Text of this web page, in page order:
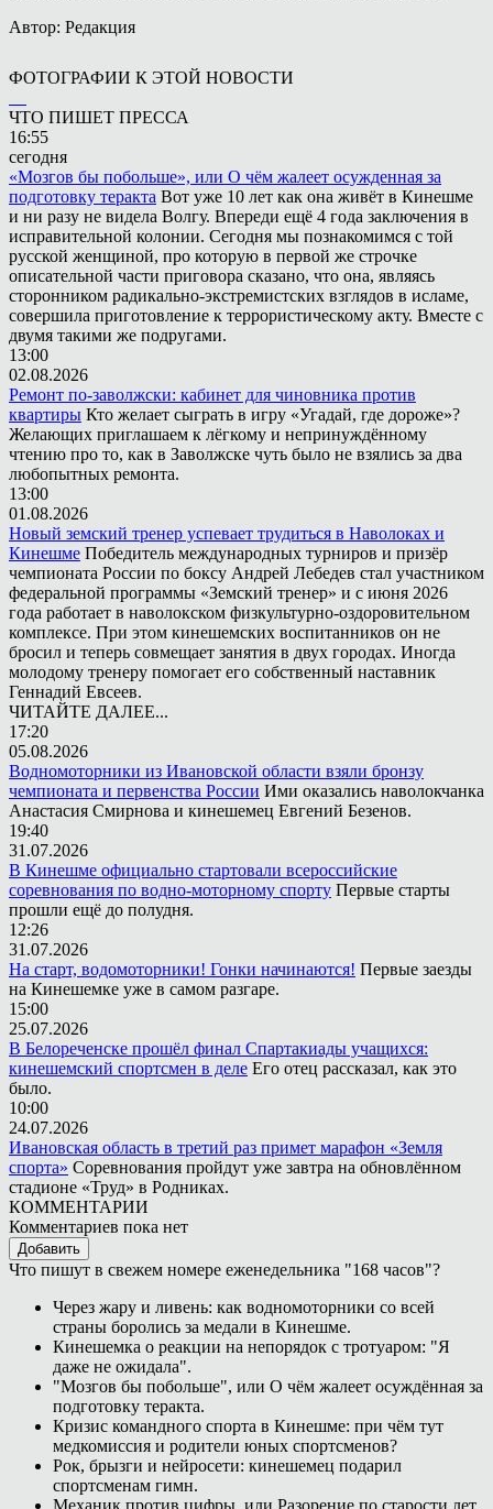
Автор: Редакция
ФОТОГРАФИИ К ЭТОЙ НОВОСТИ
ЧТО ПИШЕТ ПРЕССА
16:55
сегодня
«Мозгов бы побольше», или О чём жалеет осужденная за
подготовку теракта Вот уже 10 лет как она живёт в Кинешме
и ни разу не видела Волгу. Впереди ещё 4 года заключения в
исправительной колонии. Сегодня мы познакомимся с той
русской женщиной, про которую в первой же строчке
описательной части приговора сказано, что она, являясь
сторонником радикально-экстремистских взглядов в исламе,
совершила приготовление к террористическому акту. Вместе с
двумя такими же подругами.
13:00
02.08.2026
Ремонт по-заволжски: кабинет для чиновника против
квартиры Кто желает сыграть в игру «Угадай, где дороже»?
Желающих приглашаем к лёгкому и непринуждённому
чтению про то, как в Заволжске чуть было не взялись за два
любопытных ремонта.
13:00
01.08.2026
Новый земский тренер успевает трудиться в Наволоках и
Кинешме Победитель международных турниров и призёр
чемпионата России по боксу Андрей Лебедев стал участником
федеральной программы «Земский тренер» и с июня 2026
года работает в наволокском физкультурно-оздоровительном
комплексе. При этом кинешемских воспитанников он не
бросил и теперь совмещает занятия в двух городах. Иногда
молодому тренеру помогает его собственный наставник
Геннадий Евсеев.
ЧИТАЙТЕ ДАЛЕЕ...
17:20
05.08.2026
Водномоторники из Ивановской области взяли бронзу
чемпионата и первенства России Ими оказались наволокчанка
Анастасия Смирнова и кинешемец Евгений Безенов.
19:40
31.07.2026
В Кинешме официально стартовали всероссийские
соревнования по водно-моторному спорту Первые старты
прошли ещё до полудня.
12:26
31.07.2026
На старт, водомоторники! Гонки начинаются! Первые заезды
на Кинешемке уже в самом разгаре.
15:00
25.07.2026
В Белореченске прошёл финал Спартакиады учащихся:
кинешемский спортсмен в деле Его отец рассказал, как это
было.
10:00
24.07.2026
Ивановская область в третий раз примет марафон «Земля
спорта» Соревнования пройдут уже завтра на обновлённом
стадионе «Труд» в Родниках.
КОММЕНТАРИИ
Комментариев пока нет
Добавить
Что пишут в свежем номере еженедельника "168 часов"?
Через жару и ливень: как водномоторники со всей
страны боролись за медали в Кинешме.
Кинешемка о реакции на непорядок с тротуаром: "Я
даже не ожидала".
"Мозгов бы побольше", или О чём жалеет осуждённая за
подготовку теракта.
Кризис командного спорта в Кинешме: при чём тут
медкомиссия и родители юных спортсменов?
Рок, брызги и нейросети: кинешемец подарил
спортсменам гимн.
Механик против цифры, или Разорение по старости лет.